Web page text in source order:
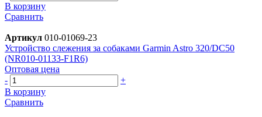
В корзину
Сравнить
Артикул 010-01069-23
Устройство слежения за собаками Garmin Astro 320/DC50
(NR010-01133-F1R6)
Оптовая цена
-
+
В корзину
Сравнить